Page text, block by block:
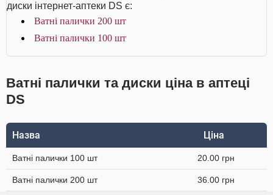
диски інтернет-аптеки DS є:
Ватні палички 200 шт
Ватні палички 100 шт
Ватні палички та диски ціна в аптеці
DS
Назва Ціна
Ватні палички 100 шт 20.00 грн
Ватні палички 200 шт 36.00 грн